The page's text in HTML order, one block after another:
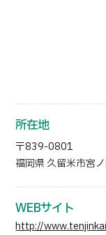
所在地
〒839-0801
福岡県 久留米市宮
WEBサイト
http://